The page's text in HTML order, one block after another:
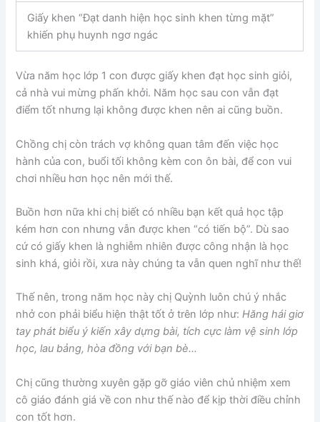
Giấy khen “Đạt danh hiện học sinh khen từng mặt”
khiến phụ huynh ngơ ngác
Vừa năm học lớp 1 con được giấy khen đạt học sinh giỏi,
cả nhà vui mừng phấn khởi. Năm học sau con vẫn đạt
điểm tốt nhưng lại không được khen nên ai cũng buồn.
Chồng chị còn trách vợ không quan tâm đến việc học
hành của con, buổi tối không kèm con ôn bài, để con vui
chơi nhiều hơn học nên mới thế.
Buồn hơn nữa khi chị biết có nhiều bạn kết quả học tập
kém hơn con nhưng vẫn được khen “có tiến bộ”. Dù sao
cứ có giấy khen là nghiễm nhiên được công nhận là học
sinh khá, giỏi rồi, xưa này chúng ta vẫn quen nghĩ như thế!
Thế nên, trong năm học này chị Quỳnh luôn chú ý nhắc
nhở con phải biểu hiện thật tốt ở trên lớp như:Hăng hái giơ
tay phát biểu ý kiến xây dựng bài, tích cực làm vệ sinh lớp
học, lau bảng, hòa đồng với bạn bè…
Chị cũng thường xuyên gặp gỡ giáo viên chủ nhiệm xem
cô giáo đánh giá về con như thế nào để kịp thời điều chỉnh
con tốt hơn.